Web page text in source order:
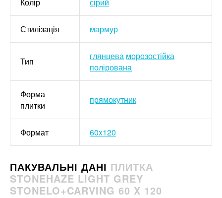
Стилізація мармур
Тип глянцева морозостійка
полірована
Форма
плитки
прямокутник
Формат 60x120
ПАКУВАЛЬНІ ДАНІ ПЛИТКА
STONEHAZE LIGHT GREY
STONELO+CARVING 60 X 120